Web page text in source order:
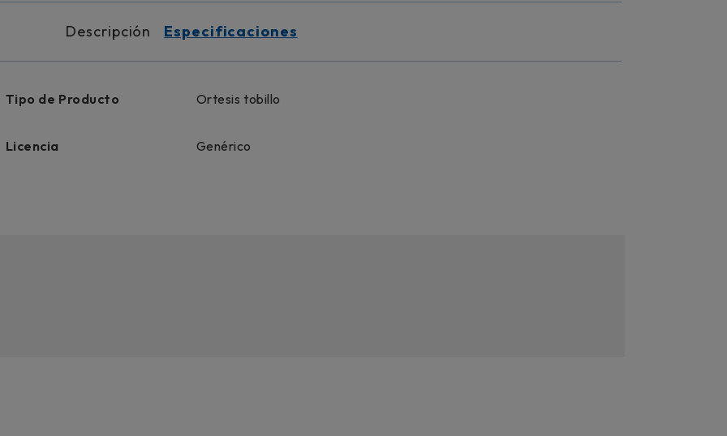
Descripción Especificaciones
Tipo de Producto Ortesis tobillo
Licencia Genérico